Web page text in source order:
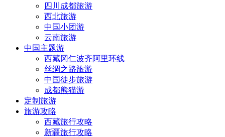
四川成都旅游
西北旅游
中国小团游
云南旅游
中国主题游
西藏冈仁波齐阿里环线
丝绸之路旅游
中国徒步旅游
成都熊猫游
定制旅游
旅游攻略
西藏旅行攻略
新疆旅行攻略